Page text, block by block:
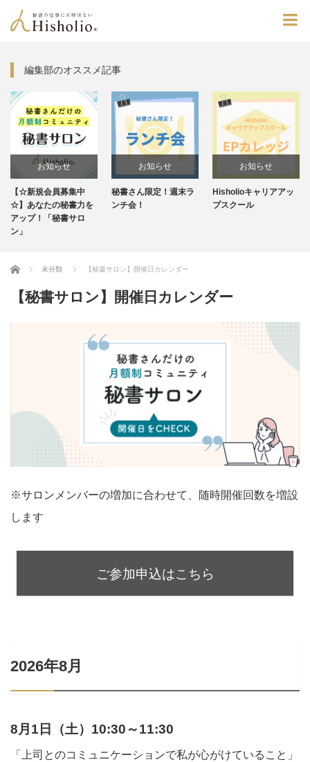
編集部のオススメ記事
お知らせ
未分類
新規会員募集中
あなたの秘書力を
プ！「秘書サロ
」
お知らせ
秘書さん限定！週末ラ
ンチ会！
お知らせ
Hisholioキャリアアッ
プスクール
毎
Home 未分類 【秘書サロン】開催日カレンダー
【秘書サロン】開催日カレンダー
※サロンメンバーの増加に合わせて、随時開催回数を増設
します
ご参加申込はこちら
2026年8月
8月1日（土）10:30～11:30
「上司とのコミュニケーションで私が心がけていること」